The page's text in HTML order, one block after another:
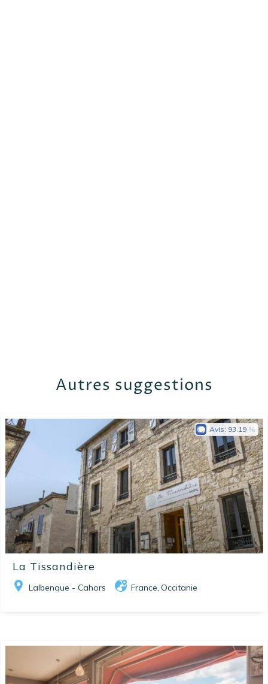
Autres suggestions
La Tissandière
Lalbenque - Cahors France, Occitanie
Avis: 93.19